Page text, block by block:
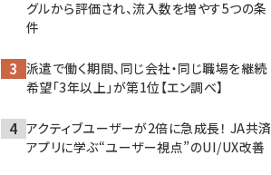
グルから評価され、流入数を増やす5つの条
件
派遣で働く期間、同じ会社・同じ職場を継続
希望「3年以上」が第1位【エン調べ】
アクティブユーザーが2倍に急成長！ JA共済
アプリに学ぶ“ユーザー視点”のUI/UX改善